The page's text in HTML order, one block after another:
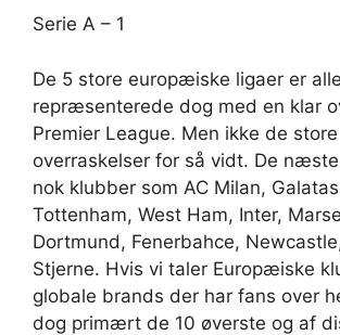
Serie A – 1
De 5 store europæiske ligaer er alle
repræsenterede dog med en klar
Premier League. Men ikke de store
overraskelser for så vidt. De
nok klubber som AC Milan,
Tottenham, West Ham, Inter,
Dortmund, Fenerbahce,
Stjerne. Hvis vi taler Europæiske
globale brands der har fans over
dog primært de 10 øverste og af